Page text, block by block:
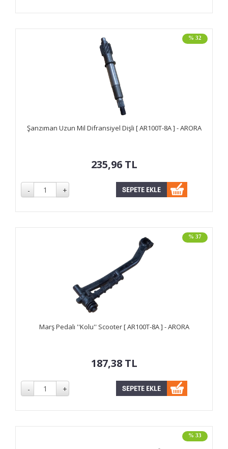
% 32
Şanzıman Uzun Mil Difransiyel Dişli [ AR100T-8A ] - ARORA
235,96 TL
% 37
Marş Pedalı ''Kolu'' Scooter [ AR100T-8A ] - ARORA
187,38 TL
% 33